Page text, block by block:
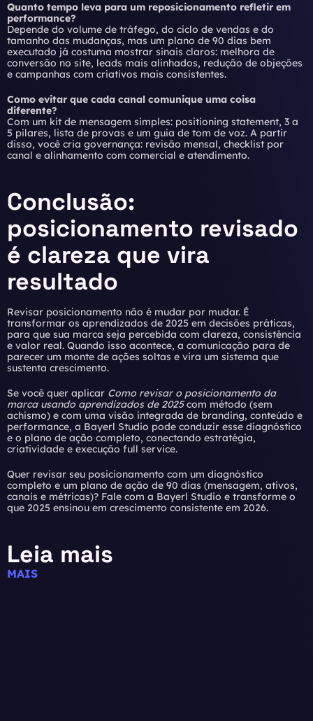
Quanto tempo leva para um reposicionamento refletir em
performance?
Depende do volume de tráfego, do ciclo de vendas e do
tamanho das mudanças, mas um plano de 90 dias bem
executado já costuma mostrar sinais claros: melhora de
conversão no site, leads mais alinhados, redução de objeções
e campanhas com criativos mais consistentes.
Como evitar que cada canal comunique uma coisa
diferente?
Com um kit de mensagem simples: positioning statement, 3 a
5 pilares, lista de provas e um guia de tom de voz. A partir
disso, você cria governança: revisão mensal, checklist por
canal e alinhamento com comercial e atendimento.
Conclusão:
posicionamento revisado
é clareza que vira
resultado
Revisar posicionamento não é mudar por mudar. É
transformar os aprendizados de 2025 em decisões práticas,
para que sua marca seja percebida com clareza, consistência
e valor real. Quando isso acontece, a comunicação para de
parecer um monte de ações soltas e vira um sistema que
sustenta crescimento.
Se você quer aplicar Como revisar o posicionamento da
marca usando aprendizados de 2025com método (sem
achismo) e com uma visão integrada de branding, conteúdo e
performance, a Bayerl Studio pode conduzir esse diagnóstico
e o plano de ação completo, conectando estratégia,
criatividade e execução full service.
Quer revisar seu posicionamento com um diagnóstico
completo e um plano de ação de 90 dias (mensagem, ativos,
canais e métricas)? Fale com a Bayerl Studio e transforme o
que 2025 ensinou em crescimento consistente em 2026.
Leia mais
MAIS